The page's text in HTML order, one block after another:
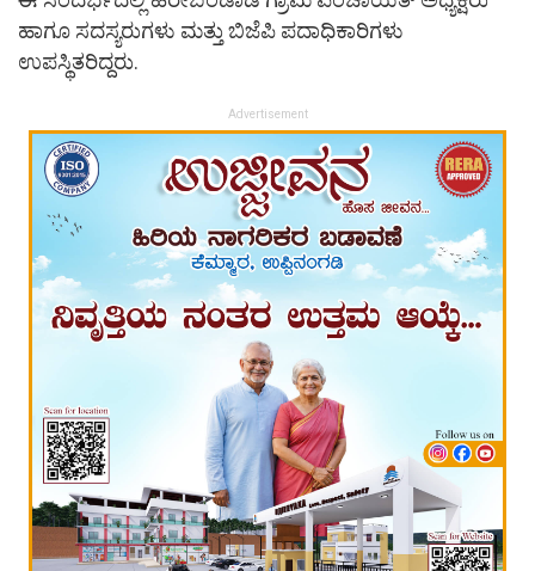
ಹಾಗೂ ಸದಸ್ಯರುಗಳು ಮತ್ತು ಬಿಜೆಪಿ ಪದಾಧಿಕಾರಿಗಳು
ಉಪಸ್ಥಿತರಿದ್ದರು.
Advertisement